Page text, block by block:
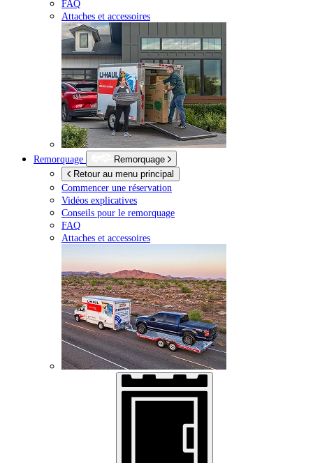
FAQ
Attaches et accessoires
Remorquage
Remorquage
Retour au menu principal
Commencer une réservation
Vidéos explicatives
Conseils pour le remorquage
FAQ
Attaches et accessoires